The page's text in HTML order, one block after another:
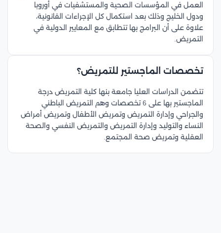
العمل في المؤسسات الصحية والمستشفيات في أوروبا
ودول الخليج وذلك بعد استكمال كل الإجراءات القانونية،
علاوة على أن البرامج بها تتطابق مع المعايير الدولية في
التمريض.
تخصصات الماجستير للتمريض؟
تتضمن الدراسات العليا جامعة بنها كلية التمريض درجة
الماجستير بها على 6 تخصصات وهم التمريض الباطني
والجراحي وإدارة التمريض وتمريض الأطفال وتمريض أمراض
النساء والتوليد وإدارة التمريض والتمريض النفسي والصحة
العقلية وتمريض صحة المجتمع.